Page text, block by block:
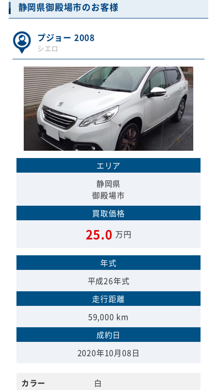
静岡県御殿場市のお客様
プジョー 2008
シエロ
エリア
静岡県
御殿場市
買取価格
25.0 万円
年式
平成26年式
走行距離
59,000 km
成約日
2020年10月08日
カラー
白